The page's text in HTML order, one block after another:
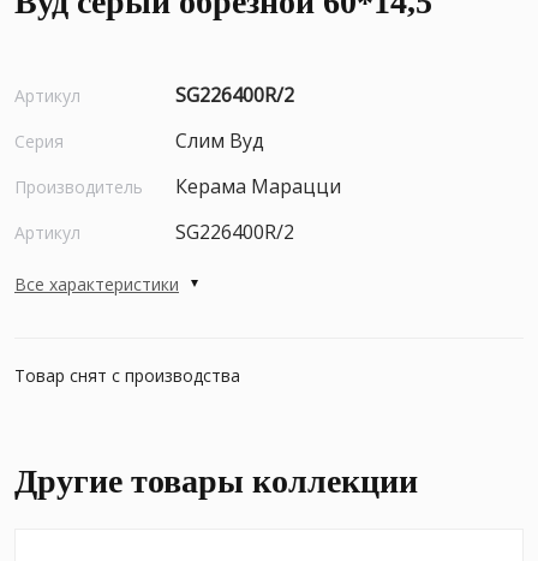
Артикул SG226400R/2
Серия Слим Вуд
Производитель Керама Марацци
Артикул SG226400R/2
Все характеристики
Товар снят с производства
Другие товары коллекции